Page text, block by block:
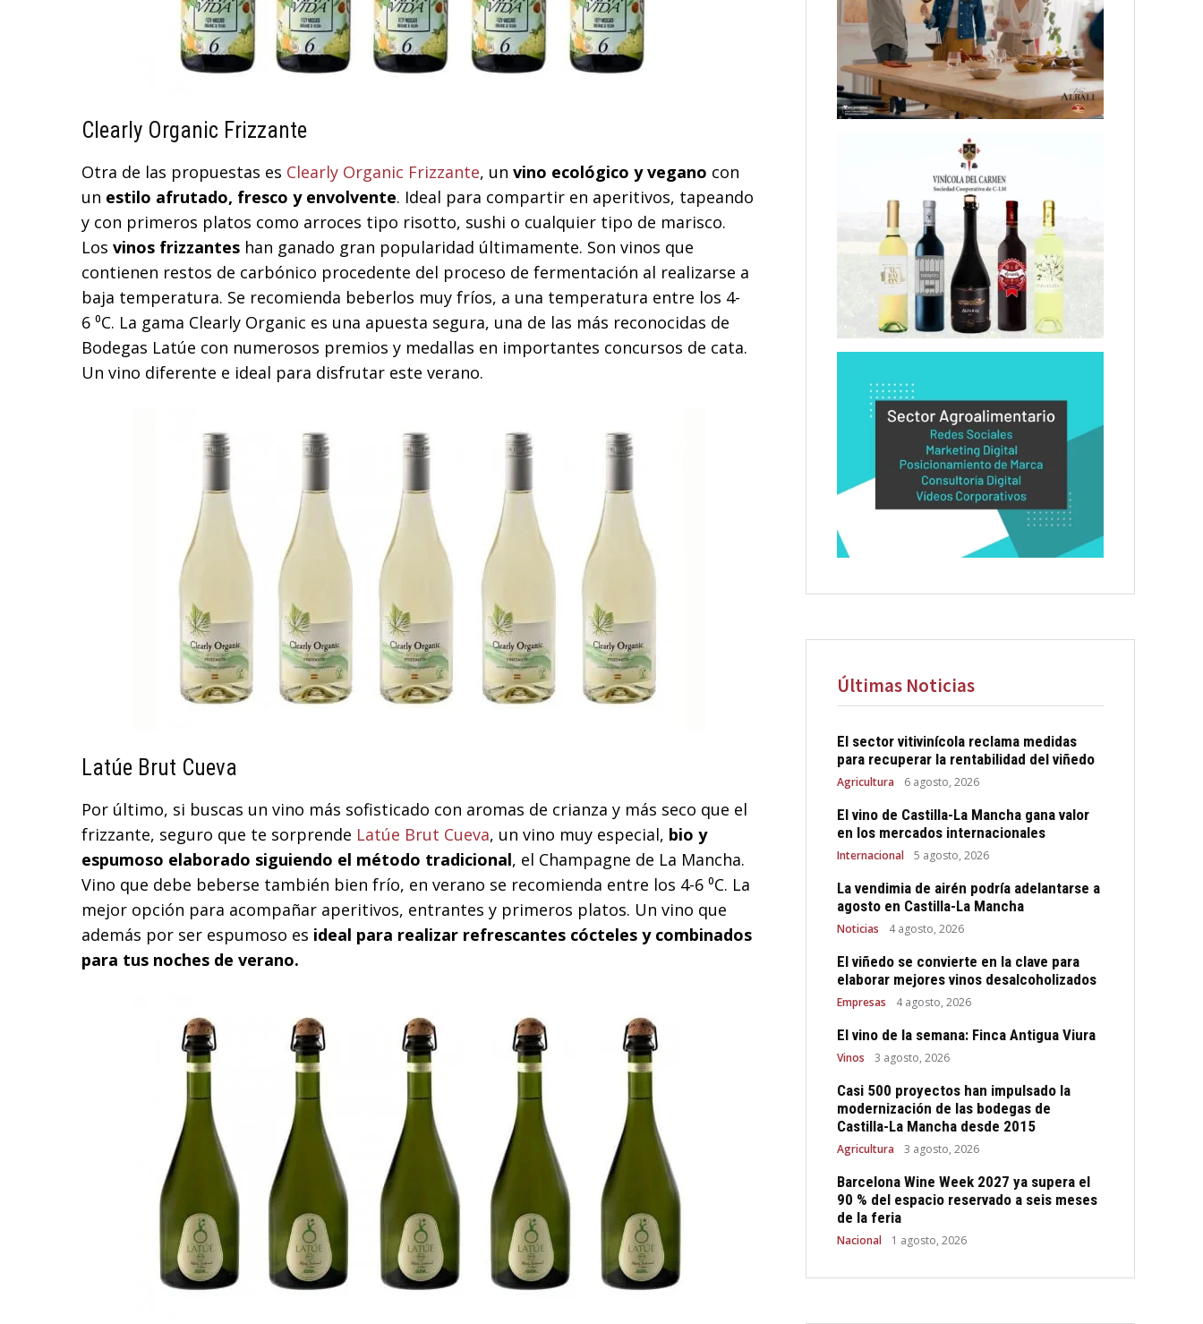
Clearly Organic Frizzante
Otra de las propuestas es Clearly Organic Frizzante, un vino ecológico y vegano con
un estilo afrutado, fresco y envolvente. Ideal para compartir en aperitivos, tapeando
y con primeros platos como arroces tipo risotto, sushi o cualquier tipo de marisco.
Los vinos frizzantes han ganado gran popularidad últimamente. Son vinos que
contienen restos de carbónico procedente del proceso de fermentación al realizarse a
baja temperatura. Se recomienda beberlos muy fríos, a una temperatura entre los 4-
6 ⁰C. La gama Clearly Organic es una apuesta segura, una de las más reconocidas de
Bodegas Latúe con numerosos premios y medallas en importantes concursos de cata.
Un vino diferente e ideal para disfrutar este verano.
Latúe Brut Cueva
Por último, si buscas un vino más sofisticado con aromas de crianza y más seco que el
frizzante, seguro que te sorprende Latúe Brut Cueva, un vino muy especial, bio y
espumoso elaborado siguiendo el método tradicional, el Champagne de La Mancha.
Vino que debe beberse también bien frío, en verano se recomienda entre los 4-6 ⁰C. La
mejor opción para acompañar aperitivos, entrantes y primeros platos. Un vino que
además por ser espumoso es ideal para realizar refrescantes cócteles y combinados
para tus noches de verano.
Últimas Noticias
El sector vitivinícola reclama medidas
para recuperar la rentabilidad del viñedo
Agricultura 6 agosto, 2026
El vino de Castilla-La Mancha gana valor
en los mercados internacionales
Internacional 5 agosto, 2026
La vendimia de airén podría adelantarse a
agosto en Castilla-La Mancha
Noticias 4 agosto, 2026
El viñedo se convierte en la clave para
elaborar mejores vinos desalcoholizados
Empresas 4 agosto, 2026
El vino de la semana: Finca Antigua Viura
Vinos 3 agosto, 2026
Casi 500 proyectos han impulsado la
modernización de las bodegas de
Castilla-La Mancha desde 2015
Agricultura 3 agosto, 2026
Barcelona Wine Week 2027 ya supera el
90 % del espacio reservado a seis meses
de la feria
Nacional 1 agosto, 2026